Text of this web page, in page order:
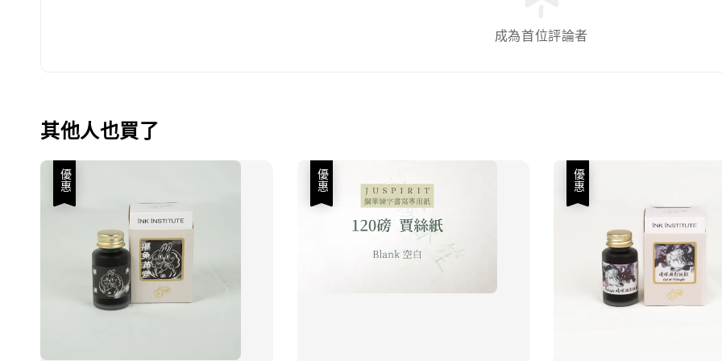
成為首位評論者
其他人也買了
優惠 優惠 優惠